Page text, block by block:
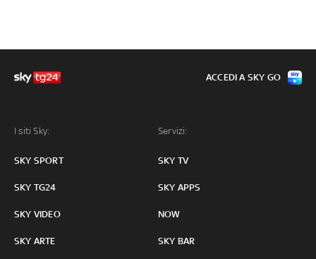
I siti Sky:
SKY SPORT
SKY TG24
SKY VIDEO
SKY ARTE
Servizi:
SKY TV
SKY APPS
NOW
SKY BAR
ACCEDI A SKY GO